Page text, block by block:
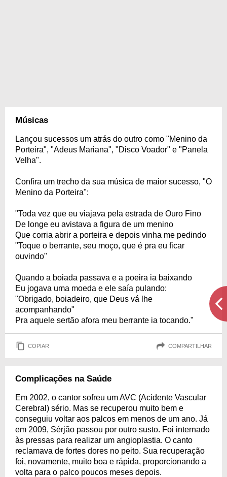
Músicas
Lançou sucessos um atrás do outro como "Menino da
Porteira", "Adeus Mariana", "Disco Voador" e "Panela
Velha".
Confira um trecho da sua música de maior sucesso, "O
Menino da Porteira":
"Toda vez que eu viajava pela estrada de Ouro Fino
De longe eu avistava a figura de um menino
Que corria abrir a porteira e depois vinha me pedindo
"Toque o berrante, seu moço, que é pra eu ficar
ouvindo"
Quando a boiada passava e a poeira ia baixando
Eu jogava uma moeda e ele saía pulando:
"Obrigado, boiadeiro, que Deus vá lhe
acompanhando"
Pra aquele sertão afora meu berrante ia tocando."
COPIAR COMPARTILHAR
Complicações na Saúde
Em 2002, o cantor sofreu um AVC (Acidente Vascular
Cerebral) sério. Mas se recuperou muito bem e
conseguiu voltar aos palcos em menos de um ano. Já
em 2009, Sérjão passou por outro susto. Foi internado
às pressas para realizar um angioplastia. O canto
reclamava de fortes dores no peito. Sua recuperação
foi, novamente, muito boa e rápida, proporcionando a
volta para o palco poucos meses depois.